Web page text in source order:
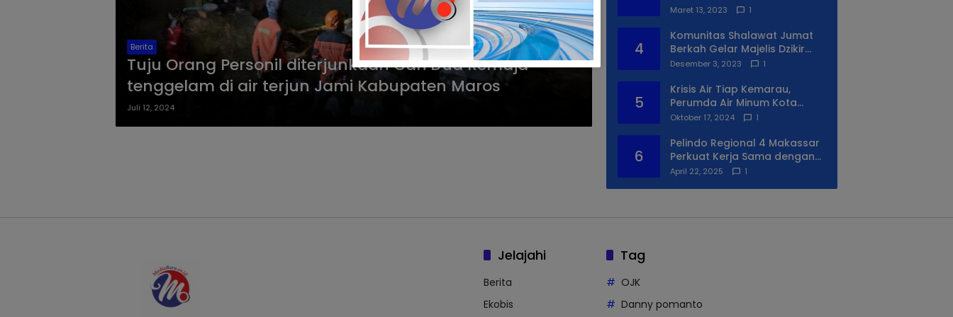
Berita
Tuju Orang Personil diterjunkaan Cari Dua Remaja
tenggelam di air terjun Jami Kabupaten Maros
Juli 12, 2024
Anda
Maret 13, 2023 1
4
Komunitas Shalawat Jumat
Berkah Gelar Majelis Dzikir
Syukuran Ke II
Desember 3, 2023 1
5
Krisis Air Tiap Kemarau,
Perumda Air Minum Kota
Makassar Beri Solusi Terbaik
Oktober 17, 2024 1
6
Pelindo Regional 4 Makassar
Perkuat Kerja Sama dengan
PIP Makassar Lewat Praktek
April 22, 2025 1
Jelajahi
Berita
Ekobis
Tag
OJK
Danny pomanto